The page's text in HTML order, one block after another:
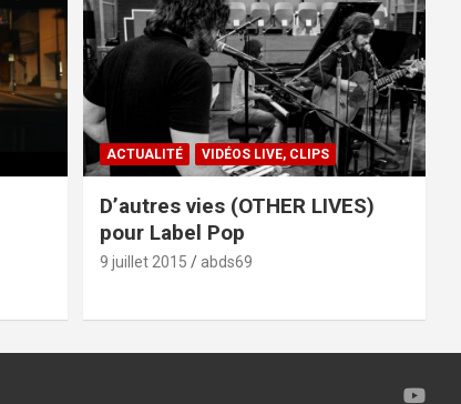
ACTUALITÉ VIDÉOS LIVE, CLIPS
D’autres vies (OTHER LIVES)
pour Label Pop
9 juillet 2015 abds69